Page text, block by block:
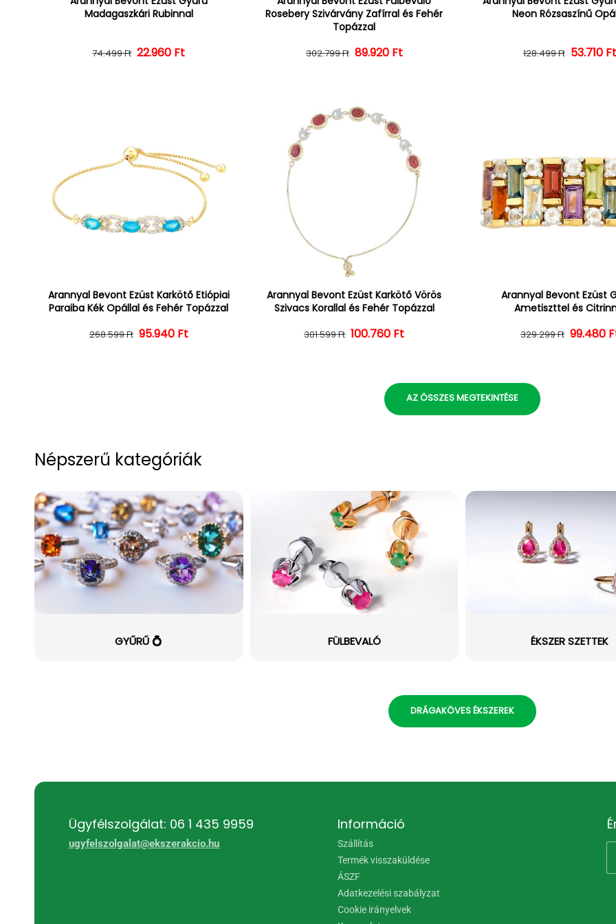
Madagaszkári Rubinnal
Normál ár
74.499 Ft Kedvezményes ár
22.960 Ft
Rosebery Szivárvány Zafírral és Fehér
Topázzal
Normál ár
302.799 Ft Kedvezményes ár
89.920 Ft
Neon Rózsaszínű
Normál ár
128.499 Ft 53.710 Ft
Arannyal Bevont Ezüst Karkötő Etiópiai
Paraiba Kék Opállal és Fehér Topázzal
Normál ár
268.599 Ft Kedvezményes ár
95.940 Ft
Arannyal Bevont Ezüst Karkötő Vörös
Szivacs Korallal és Fehér Topázzal
Normál ár
301.599 Ft Kedvezményes ár
100.760 Ft
Arannyal Bevont Ezüst
Ametiszttel és
Normál
329.299 Ft 99.480
AZ ÖSSZES MEGTEKINTÉSE
Népszerű kategóriák
GYŰRŰ 💍 FÜLBEVALÓ ÉKSZER SZETTEK
DRÁGAKÖVES ÉKSZEREK
Ügyfélszolgálat: 06 1 435 9959
ugyfelszolgalat@ekszerakcio.hu
Információ
Szállítás
Termék visszaküldése
ÁSZF
Adatkezelési szabályzat
Cookie irányelvek